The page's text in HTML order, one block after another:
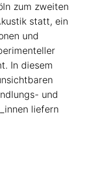
zum zweiten
statt, ein
und
In diesem
und
liefern